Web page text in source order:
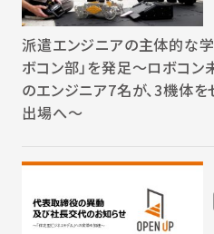
派遣エンジニアの主体的な
ボコン部」を発足～ロボコ
のエンジニア7名が、3機体
出場へ～